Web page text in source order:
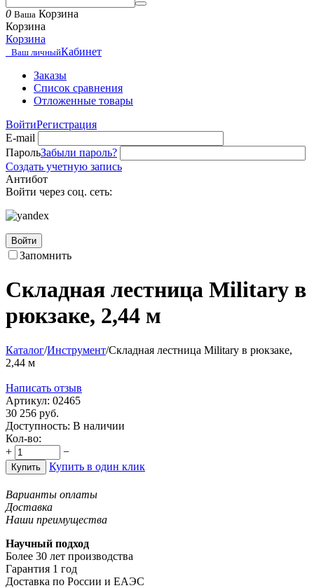
0 Ваша Корзина
Корзина
Корзина
Ваш личныйКабинет
Заказы
Список сравнения
Отложенные товары
ВойтиРегистрация
E-mail
ПарольЗабыли пароль?
Создать учетную запись
Антибот
Войти через соц. сеть:
Войти
Запомнить
Складная лестница Military в
рюкзаке, 2,44 м
Каталог/Инструмент/Складная лестница Military в рюкзаке,
2,44 м
Написать отзыв
Артикул: 02465
30 256 руб.
Доступность: В наличии
Кол-во:
+
−
Купить Купить в один клик
Варианты оплаты
Доставка
Наши преимущества
Научный подход
Более 30 лет производства
Гарантия 1 год
Доставка по России и ЕАЭС